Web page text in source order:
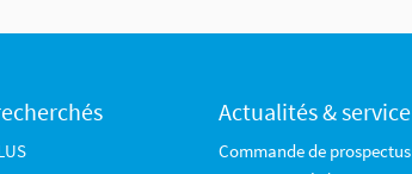
Actualités & service
Commande de prospectus